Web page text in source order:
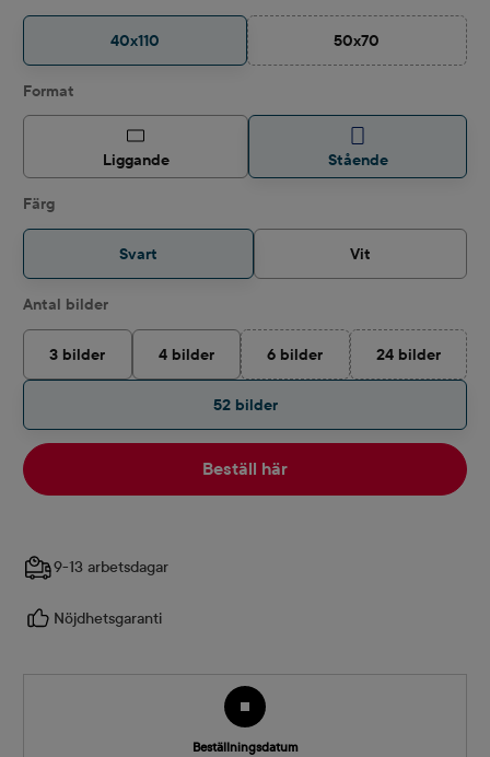
40x110 50x70
(Det här alternativet
Välj
Format
Liggande Stående
Välj
Färg
Svart Vit
Välj
Antal bilder
3 bilder 4 bilder 6 bilder
(Det här alternativet är för
24 bilder
(Det här
52 bilder
Beställ här
9-13 arbetsdagar
Nöjdhetsgaranti
Beställningsdatum